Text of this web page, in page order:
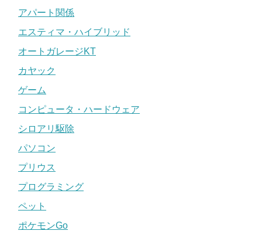
アパート関係
エスティマ・ハイブリッド
オートガレージKT
カヤック
ゲーム
コンピュータ・ハードウェア
シロアリ駆除
パソコン
プリウス
プログラミング
ペット
ポケモンGo